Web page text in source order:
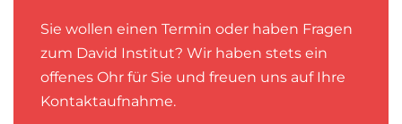
Sie wollen einen Termin oder haben Fragen
zum David Institut? Wir haben stets ein
offenes Ohr für Sie und freuen uns auf Ihre
Kontaktaufnahme.